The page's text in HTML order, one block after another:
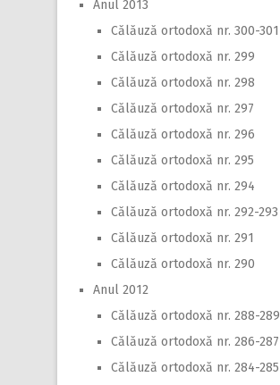
Anul 2013
Călăuză ortodoxă nr. 300-301
Călăuză ortodoxă nr. 299
Călăuză ortodoxă nr. 298
Călăuză ortodoxă nr. 297
Călăuză ortodoxă nr. 296
Călăuză ortodoxă nr. 295
Călăuză ortodoxă nr. 294
Călăuză ortodoxă nr. 292-293
Călăuză ortodoxă nr. 291
Călăuză ortodoxă nr. 290
Anul 2012
Călăuză ortodoxă nr. 288-289
Călăuză ortodoxă nr. 286-287
Călăuză ortodoxă nr. 284-285